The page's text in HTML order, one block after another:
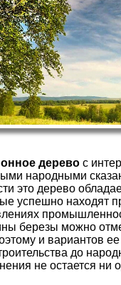
дерево с
народными
это дерево
успешно находят
березы можно
и вариантов
до
не остается ни